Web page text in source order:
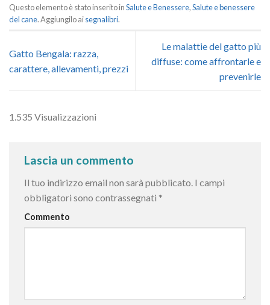
Questo elemento è stato inserito inSalute e Benessere,Salute e benessere
del cane. Aggiungilo aisegnalibri.
Gatto Bengala: razza,
carattere, allevamenti, prezzi
Le malattie del gatto più
diffuse: come affrontarle e
prevenirle
1.535 Visualizzazioni
Lascia un commento
Il tuo indirizzo email non sarà pubblicato. I campi
obbligatori sono contrassegnati *
Commento